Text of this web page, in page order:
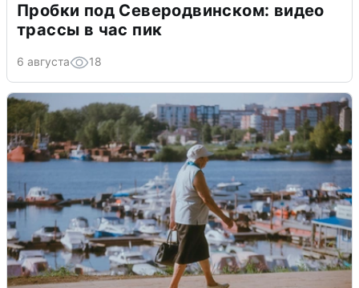
Пробки под Северодвинском: видео
трассы в час пик
6 августа 18